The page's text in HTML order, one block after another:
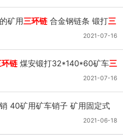
矿用三环链 合金钢链条 锻打三
2021-07-16
链 煤安锻打32*140*60矿车三
2021-07-16
40矿用矿车销子 矿用固定式
2021-06-18